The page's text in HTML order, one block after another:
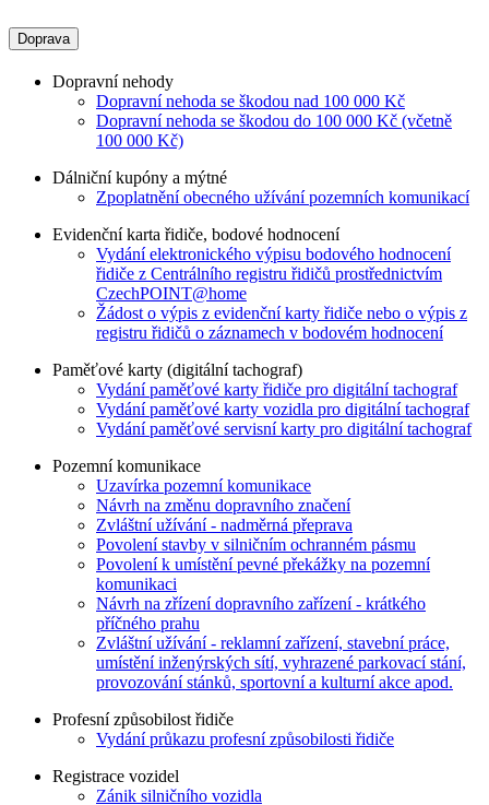
Doprava
Dopravní nehody
Dopravní nehoda se škodou nad 100 000 Kč
Dopravní nehoda se škodou do 100 000 Kč (včetně
100 000 Kč)
Dálniční kupóny a mýtné
Zpoplatnění obecného užívání pozemních komunikací
Evidenční karta řidiče, bodové hodnocení
Vydání elektronického výpisu bodového hodnocení
řidiče z Centrálního registru řidičů prostřednictvím
CzechPOINT@home
Žádost o výpis z evidenční karty řidiče nebo o výpis z
registru řidičů o záznamech v bodovém hodnocení
Paměťové karty (digitální tachograf)
Vydání paměťové karty řidiče pro digitální tachograf
Vydání paměťové karty vozidla pro digitální tachograf
Vydání paměťové servisní karty pro digitální tachograf
Pozemní komunikace
Uzavírka pozemní komunikace
Návrh na změnu dopravního značení
Zvláštní užívání - nadměrná přeprava
Povolení stavby v silničním ochranném pásmu
Povolení k umístění pevné překážky na pozemní
komunikaci
Návrh na zřízení dopravního zařízení - krátkého
příčného prahu
Zvláštní užívání - reklamní zařízení, stavební práce,
umístění inženýrských sítí, vyhrazené parkovací stání,
provozování stánků, sportovní a kulturní akce apod.
Profesní způsobilost řidiče
Vydání průkazu profesní způsobilosti řidiče
Registrace vozidel
Zánik silničního vozidla